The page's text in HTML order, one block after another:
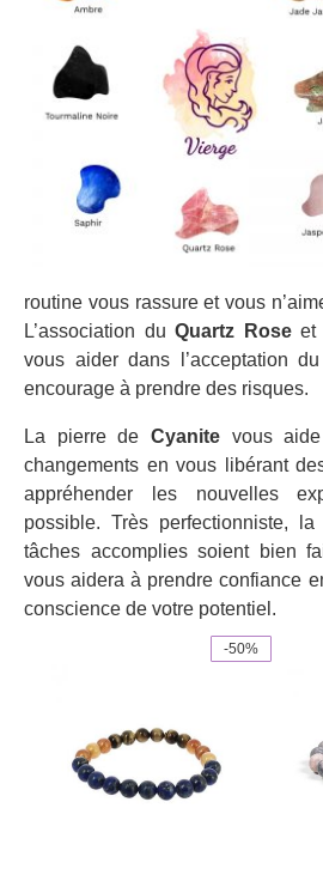
routine vous rassure et vous
L’association du Quartz Roseet
vous aider dans l’acceptation
encourage à prendre des risques.
La pierre de Cyanitevous aide
changements en vous libérant
appréhender les nouvelles
possible. Très perfectionniste,
tâches accomplies soient bien
vous aidera à prendre confiance
conscience de votre potentiel.
-50%